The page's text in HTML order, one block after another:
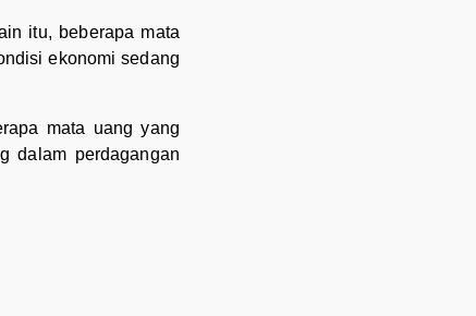
itu, beberapa mata
ekonomi sedang
mata uang yang
dalam perdagangan